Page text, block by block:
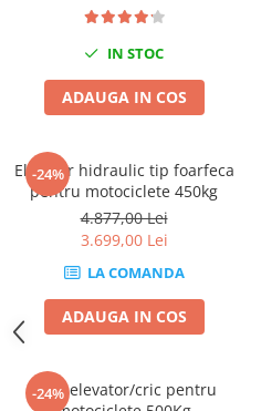
Accesorii schimb ulei
Chei buson baie ulei
Recuperatoare de ulei
Scule Ajutatoare
Scule De Mana si Unelte
Aparate de nituit si capsat
Burghie
Capsatoare tapiterie
Chei de Forta
Ciocane Dalti si Dornuri
IN STOC
ADAUGA IN COS
-24%
Elevator hidraulic tip foarfeca
pentru motociclete 450kg
4.877,00 Lei
3.699,00 Lei
LA COMANDA
ADAUGA IN COS
-24%
Mini elevator/cric pentru